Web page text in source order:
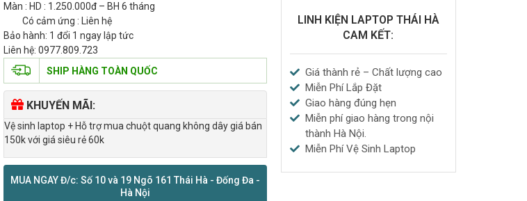
Màn : HD : 1.250.000đ – BH 6 tháng
Có cảm ứng : Liên hệ
Bảo hành: 1 đổi 1 ngay lập tức
Liên hệ: 0977.809.723
SHIP HÀNG TOÀN QUỐC
KHUYẾN MÃI:
Vệ sinh laptop + Hỗ trợ mua chuột quang không dây giá bán
150k với giá siêu rẻ 60k
MUA NGAY Đ/c: Số 10 và 19 Ngõ 161 Thái Hà - Đống Đa -
Hà Nội
LINH KIỆN LAPTOP THÁI HÀ
CAM KẾT:
Giá thành rẻ – Chất lượng cao
Miễn Phí Lắp Đặt
Giao hàng đúng hẹn
Miễn phí giao hàng trong nội
thành Hà Nội.
Miễn Phí Vệ Sinh Laptop